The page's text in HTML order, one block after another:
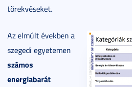
törekvéseket.
Az elmúlt években a
szegedi egyetemen
számos
energiabarát